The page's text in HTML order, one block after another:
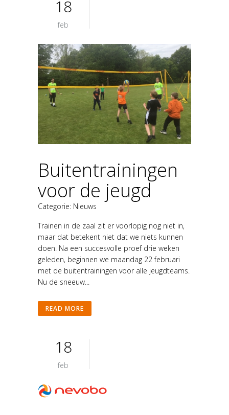
18
feb
Buitentrainingen
voor de jeugd
Categorie: Nieuws
Trainen in de zaal zit er voorlopig nog niet in,
maar dat betekent niet dat we niets kunnen
doen. Na een succesvolle proef drie weken
geleden, beginnen we maandag 22 februari
met de buitentrainingen voor alle jeugdteams.
Nu de sneeuw...
READ MORE
18
feb